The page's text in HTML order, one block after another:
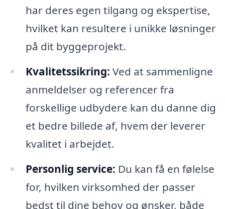
har deres egen tilgang og ekspertise,
hvilket kan resultere i unikke løsninger
på dit byggeprojekt.
Kvalitetssikring: Ved at sammenligne
anmeldelser og referencer fra
forskellige udbydere kan du danne dig
et bedre billede af, hvem der leverer
kvalitet i arbejdet.
Personlig service: Du kan få en følelse
for, hvilken virksomhed der passer
bedst til dine behov og ønsker, både